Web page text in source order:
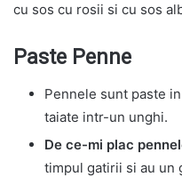
cu sos cu rosii si cu sos
Paste Penne
Pennele sunt paste
taiate intr-un unghi.
De ce-mi plac
timpul gatirii si au un